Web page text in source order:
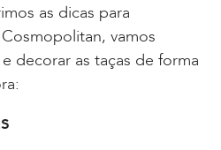
as dicas para
vamos
decorar as taças de forma